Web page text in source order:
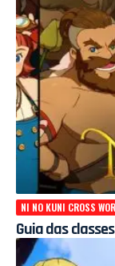
NI NO KUNI CROSS
Guia das